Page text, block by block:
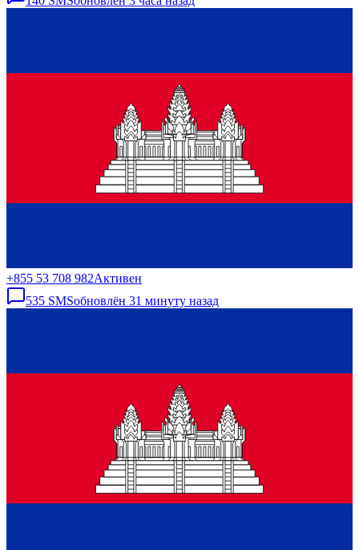
+855 53 708 982Активен
535 SMSобновлён 31 минуту назад